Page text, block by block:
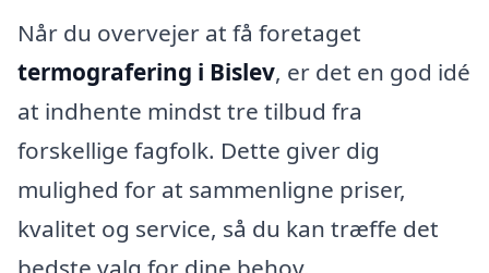
Når du overvejer at få foretaget
termografering i Bislev, er det en god idé
at indhente mindst tre tilbud fra
forskellige fagfolk. Dette giver dig
mulighed for at sammenligne priser,
kvalitet og service, så du kan træffe det